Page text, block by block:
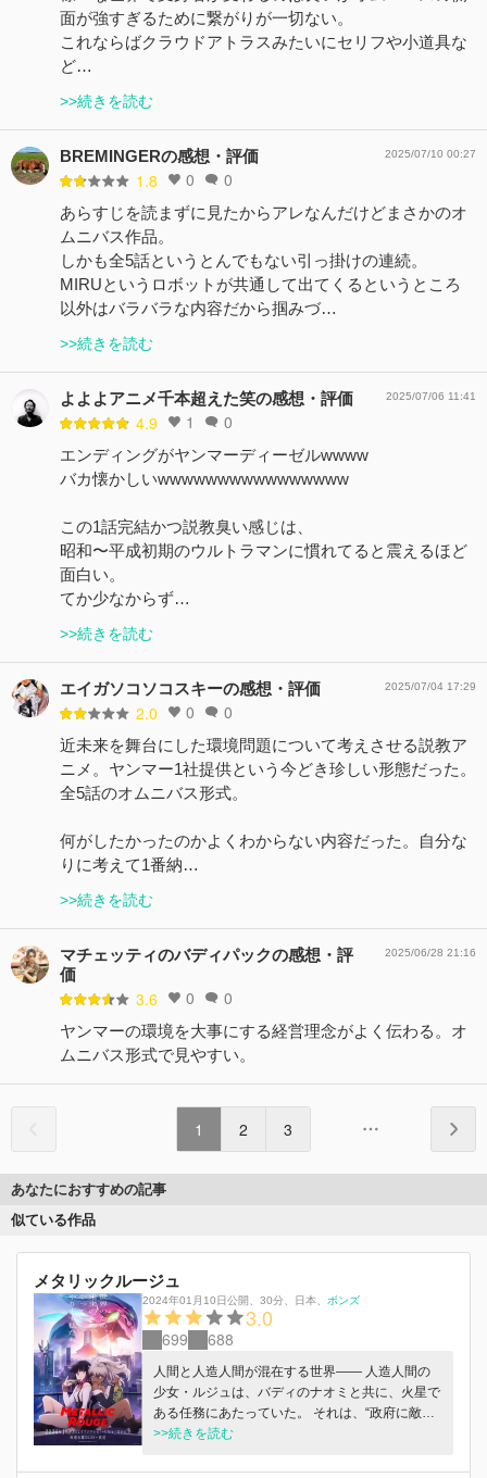
面が強すぎるために繋がりが一切ない。
これならばクラウドアトラスみたいにセリフや小道具な
ど…
>>続きを読む
BREMINGERの感想・評価
1.8 0 0
2025/07/10 00:27
あらすじを読まずに見たからアレなんだけどまさかのオ
ムニバス作品。
しかも全5話というとんでもない引っ掛けの連続。
MIRUというロボットが共通して出てくるというところ
以外はバラバラな内容だから掴みづ…
>>続きを読む
よよよアニメ千本超えた笑の感想・評価
4.9 1 0
2025/07/06 11:41
エンディングがヤンマーディーゼルwwww
バカ懐かしいwwwwwwwwwwwwwwww
この1話完結かつ説教臭い感じは、
昭和〜平成初期のウルトラマンに慣れてると震えるほど
面白い。
てか少なからず…
>>続きを読む
エイガソコソコスキーの感想・評価
2.0 0 0
2025/07/04 17:29
近未来を舞台にした環境問題について考えさせる説教ア
ニメ。ヤンマー1社提供という今どき珍しい形態だった。
全5話のオムニバス形式。
何がしたかったのかよくわからない内容だった。自分な
りに考えて1番納…
>>続きを読む
マチェッティのバディパックの感想・評
価
3.6 0 0
2025/06/28 21:16
ヤンマーの環境を大事にする経営理念がよく伝わる。オ
ムニバス形式で見やすい。
1 2 3
あなたにおすすめの記事
似ている作品
メタリックルージュ
2024年01月10日公開、 30分、 日本、 ボンズ
3.0
699 688
人間と人造人間が混在する世界―― 人造人間の
少女・ルジュは、バディのナオミと共に、火星で
ある任務にあたっていた。 それは、“政府に敵対
する9人の人造人間の殺害”。 人造人間の少女・ル
>>続きを読む